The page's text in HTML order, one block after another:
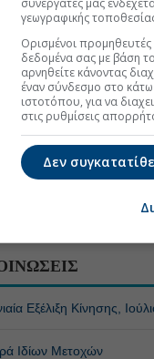
τον Ιούλιο
ενόψει της επέκτασης
τιμή στο ταμπλό
Κίνησης,
Ιδίων Μετοχών
γεωγραφικής
Ορισμένοι
δεδομένα σας με βάση
αρνηθείτε κάνοντας
έναν σύνδεσμο στο
ιστοτόπου, για να
στις ρυθμίσεις
Δεν